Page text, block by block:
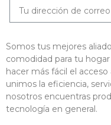
Somos tus mejores
comodidad para tu
hacer más fácil el
unimos la eficiencia,
nosotros encuentras
tecnología en general.